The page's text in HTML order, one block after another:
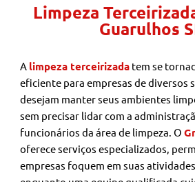
Limpeza
Guarulhos
A limpeza terceirizada tem se
eficiente para empresas de diversos
desejam manter seus ambientes
sem precisar lidar com a
funcionários da área de limpeza. O
oferece serviços especializados,
empresas foquem em suas